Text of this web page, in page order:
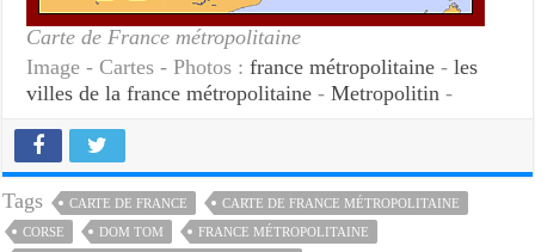
Carte de France métropolitaine
Image - Cartes - Photos :france métropolitaine -les
villes de la france métropolitaine -Metropolitin -
Tags CARTE DE FRANCE
CARTE DE FRANCE MÉTROPOLITAINE
CORSE
DOM TOM
FRANCE MÉTROPOLITAINE